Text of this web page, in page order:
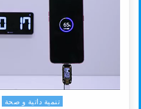
Posted in
تنمية داتية و صحة